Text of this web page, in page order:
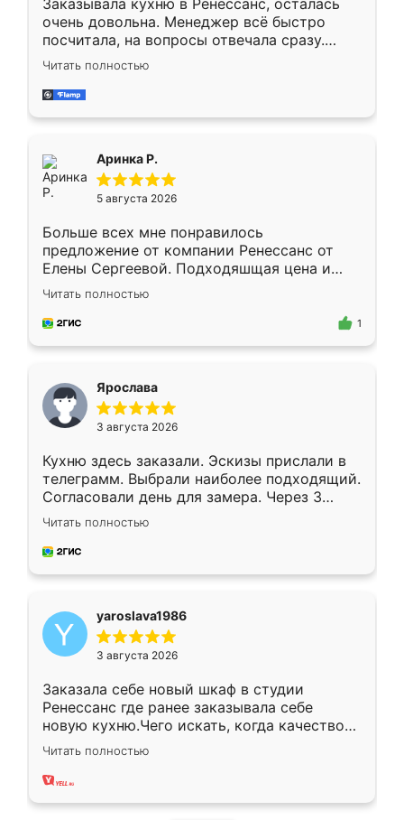
Заказывала кухню в Ренессанс, осталась
очень довольна. Менеджер всё быстро
посчитала, на вопросы отвечала сразу.
Замерщик приехал в субботу, подошёл к
делу со всей ответственностью. Собрали
за день, ребята работали аккуратно, даже
Читать полностью
Аринка Р.
5 августа 2026
Больше всех мне понравилось
предложение от компании Ренессанс от
Елены Сергеевой. Подходяшщая цена и
короткие сроки изготовления. Приехавший
для замера сотрудник Владислав
предложил по моему эскизу самый
Читать полностью
1
Ярослава
3 августа 2026
Кухню здесь заказали. Эскизы прислали в
телеграмм. Выбрали наиболее подходящий.
Согласовали день для замера. Через 3
недели кухня была уже готова. Остались
довольны работой. Спасибо Ренессанс
мебель за качественную работу!
Читать полностью
yaroslava1986
3 августа 2026
Заказала себе новый шкаф в студии
Ренессанс где ранее заказывала себе
новую кухню.Чего искать, когда качеством
вполне довольна. Служит кухня уже почти
два года, нареканий нет.
Читать полностью